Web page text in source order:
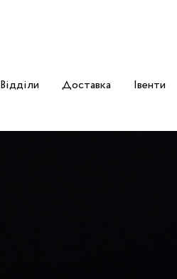
Відділи Доставка Івенти